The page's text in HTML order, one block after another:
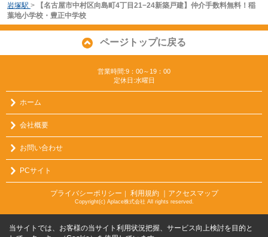
岩塚駅 >
【名古屋市中村区向島町4丁目21−24新築戸建】仲介手数料無料！稲
葉地小学校・豊正中学校
ページトップに戻る
営業時間:9：00～19：00
定休日:水曜日
ホーム
会社概要
お問い合わせ
PCサイト
プライバシーポリシー ｜ 利用規約 ｜アクセスマップ
Copyright(c) Aplace株式会社 All rights reserved.
当サイトでは、お客様の当サイト利用状況把握、サービス向上検討を目的と